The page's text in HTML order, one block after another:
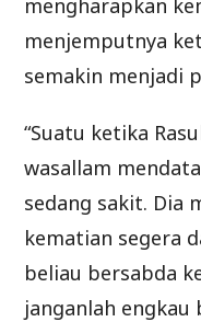
mengharapkan
menjemputnya
semakin menjadi
“Suatu ketika
wasallam
sedang sakit. Dia
kematian segera
beliau bersabda
janganlah